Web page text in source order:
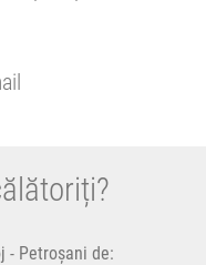
- Petroșani de: